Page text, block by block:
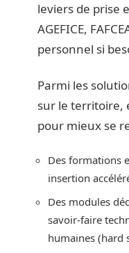
leviers de prise
AGEFICE,
personnel si
Parmi les
sur le territoire,
pour mieux se
Des formations
insertion
Des modules
savoir-faire
humaines (hard